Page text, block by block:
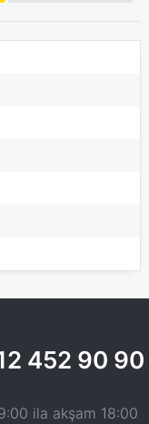
452 90 90
ila akşam 18:00